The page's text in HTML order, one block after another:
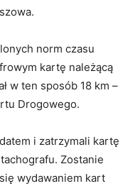
norm czasu
kartę należącą
w ten sposób 18 km –
Drogowego.
i zatrzymali kartę
Zostanie
wydawaniem kart